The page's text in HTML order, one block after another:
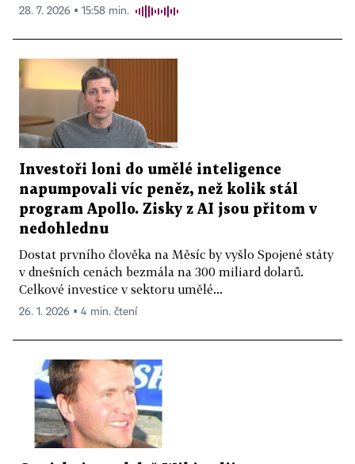
28. 7. 2026 ▪ 15:58 min.
Investoři loni do umělé inteligence
napumpovali víc peněz, než kolik stál
program Apollo. Zisky z AI jsou přitom v
nedohlednu
Dostat prvního člověka na Měsíc by vyšlo Spojené státy
v dnešních cenách bezmála na 300 miliard dolarů.
Celkové investice v sektoru umělé...
26. 1. 2026 ▪ 4 min. čtení